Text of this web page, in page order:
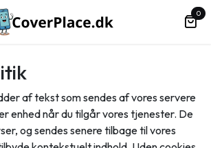
0
af tekst som sendes af vores servere
enhed når du tilgår vores tjenester. De
og sendes senere tilbage til vores